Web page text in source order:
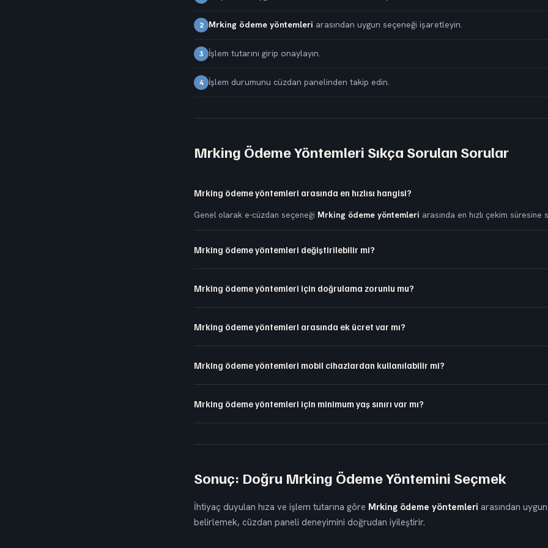
2 Mrking ödeme yöntemleri arasından uygun seçeneği işaretleyin.
3 İşlem tutarını girip onaylayın.
4 İşlem durumunu cüzdan panelinden takip edin.
Mrking Ödeme Yöntemleri Sıkça Sorulan Sorular
Mrking ödeme yöntemleri arasında en hızlısı hangisi?
Genel olarak e-cüzdan seçeneği Mrking ödeme yöntemleri arasında en hızlı çekim süresine
Mrking ödeme yöntemleri değiştirilebilir mi?
Mrking ödeme yöntemleri için doğrulama zorunlu mu?
Mrking ödeme yöntemleri arasında ek ücret var mı?
Mrking ödeme yöntemleri mobil cihazlardan kullanılabilir mi?
Mrking ödeme yöntemleri için minimum yaş sınırı var mı?
Sonuç: Doğru Mrking Ödeme Yöntemini Seçmek
İhtiyaç duyulan hıza ve işlem tutarına göre Mrking ödeme yöntemleri arasından
belirlemek, cüzdan paneli deneyimini doğrudan iyileştirir.